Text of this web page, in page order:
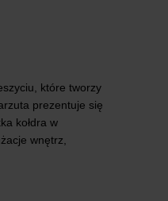
które tworzy
prezentuje się
kołdra w
wnętrz,